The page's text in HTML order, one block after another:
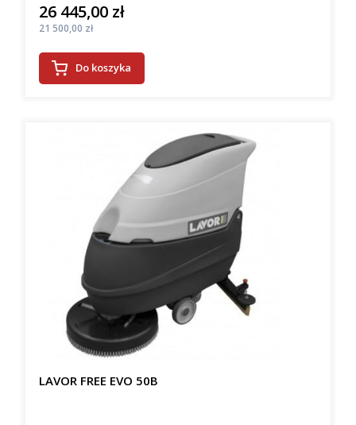
Cena
26 445,00 zł
Cena
21 500,00 zł
Do koszyka
LAVOR FREE EVO 50B